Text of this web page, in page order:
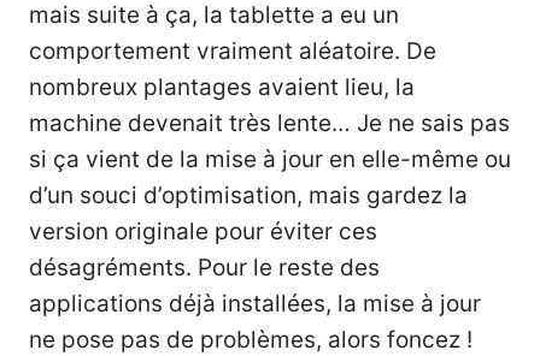
mais suite à ça, la tablette a eu un
comportement vraiment aléatoire. De
nombreux plantages avaient lieu, la
machine devenait très lente… Je ne sais pas
si ça vient de la mise à jour en elle-même ou
d’un souci d’optimisation, mais gardez la
version originale pour éviter ces
désagréments. Pour le reste des
applications déjà installées, la mise à jour
ne pose pas de problèmes, alors foncez !